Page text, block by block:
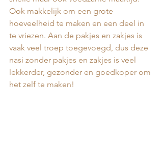
Ook makkelijk om een grote
hoeveelheid te maken en een deel in
te vriezen. Aan de pakjes en zakjes is
vaak veel troep toegevoegd, dus deze
nasi zonder pakjes en zakjes is veel
lekkerder, gezonder en goedkoper om
het zelf te maken!